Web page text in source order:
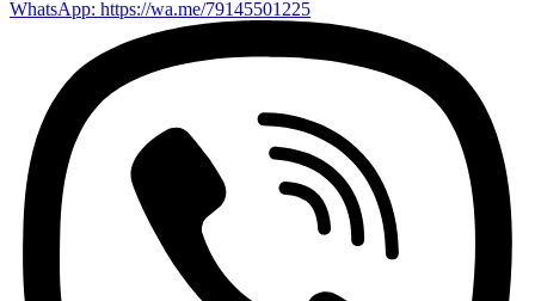
WhatsApp: https://wa.me/79145501225